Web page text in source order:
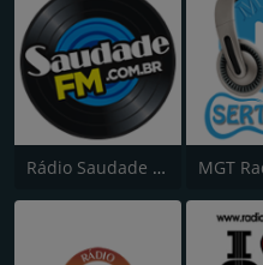
Rádio Saudade FM 100.7